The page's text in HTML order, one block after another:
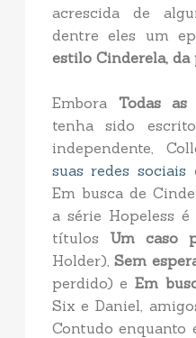
acrescida de
dentre eles um
estilo Cinderela,
Embora Todas
tenha sido
independente,
suas redes sociais
Em busca de
a série Hopeless
títulos Um caso
Holder),Sem
perdido) eEm
Six e Daniel,
Contudo enquanto